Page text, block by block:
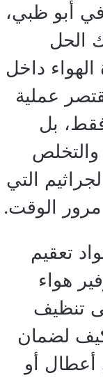
أبو ظبي،
الحل
داخل
عملية
فقط، بل
التي
مرور الوقت.
تعقيم
هواء
تنظيف
لضمان
أعطال أو